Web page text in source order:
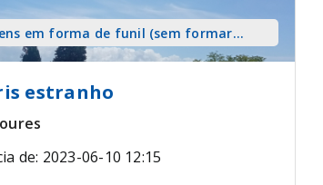
em forma de funil (sem formar
sobre terra
estranho
de: 2023-06-10 12:15